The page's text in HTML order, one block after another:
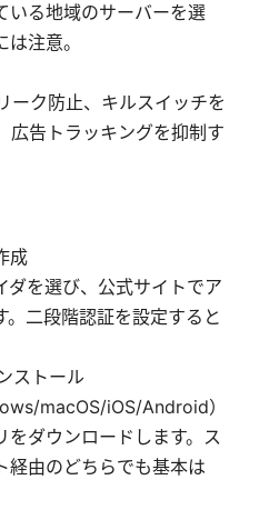
いる地域のサーバーを選
注意。
ーク防止、キルスイッチを
広告トラッキングを抑制す
成
ダを選び、公式サイトでア
。二段階認証を設定すると
ストール
macOS/iOS/Android）
をダウンロードします。ス
経由のどちらでも基本は